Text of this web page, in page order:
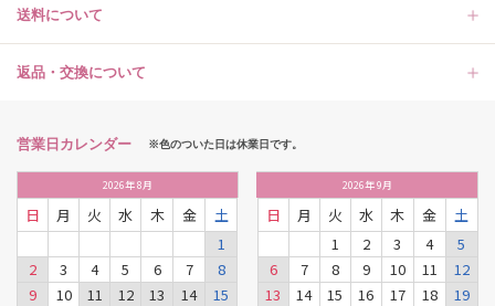
送料について
返品・交換について
営業日カレンダー ※色のついた日は休業日です。
2026年8月
日 月 火 水 木 金
土
1
2
3 4 5 6 7
8
9
10 11 12 13 14
15
2026年9月
日 月 火 水 木 金
土
1
2 3 4
5
6
7 8 9 10 11
12
13
14 15 16 17 18
19